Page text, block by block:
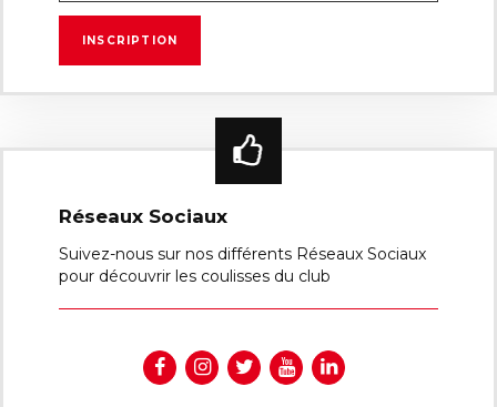
Réseaux Sociaux
Suivez-nous sur nos différents Réseaux Sociaux
pour découvrir les coulisses du club